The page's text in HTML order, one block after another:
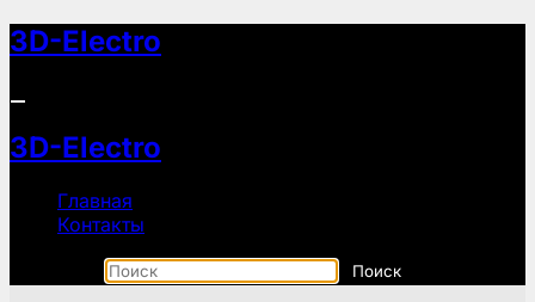
Перейти
к
3D-Electro
3D-Electro
Главная
Контакты